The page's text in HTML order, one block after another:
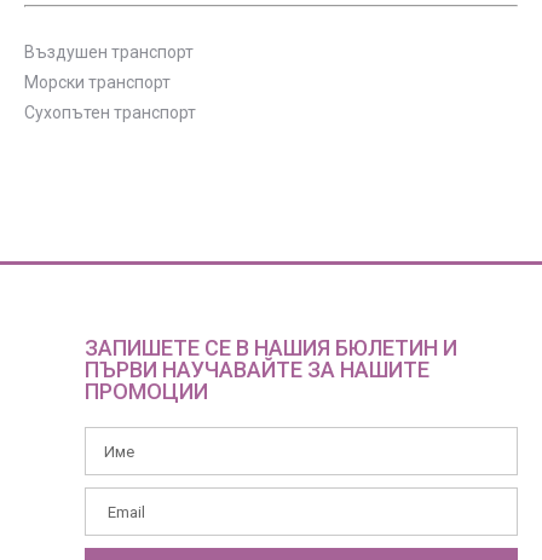
Въздушен транспорт
Морски транспорт
Сухопътен транспорт
ЗАПИШЕТЕ СЕ В НАШИЯ БЮЛЕТИН И
ПЪРВИ НАУЧАВАЙТЕ ЗА НАШИТЕ
ПРОМОЦИИ